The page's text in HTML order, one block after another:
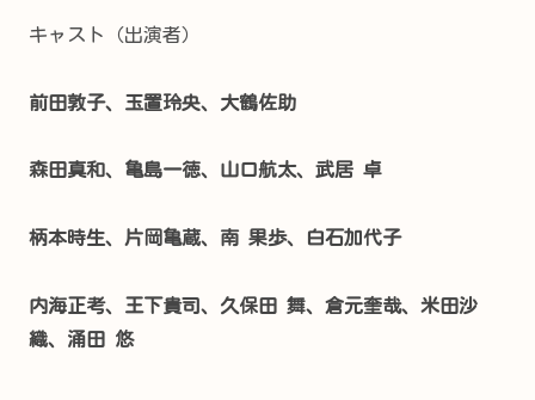
キャスト（出演者）
前田敦子、玉置玲央、大鶴佐助
森田真和、亀島一徳、山口航太、武居 卓
柄本時生、片岡亀蔵、南 果歩、白石加代子
内海正考、王下貴司、久保田 舞、倉元奎哉、米田沙
織、涌田 悠